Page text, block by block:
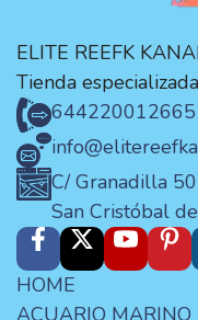
ELITE REEFK
Tienda
644220012
C/ Granadilla
San Cristóbal
HOME
ACUARIO MARINO